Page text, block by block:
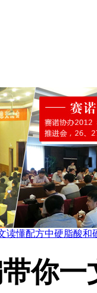
读懂配方中硬脂酸和
你